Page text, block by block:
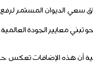
الديوان المستمر لرفع
معايير الجودة العالمية
أن هذه الإضافات تعكس